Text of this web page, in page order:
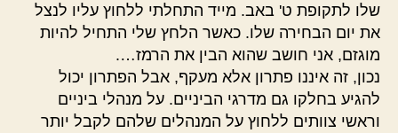
שלו לתקופת ט' באב. מייד התחלתי ללחוץ עליו לנצל
את יום הבחירה שלו. כאשר הלחץ שלי התחיל להיות
מוגזם, אני חושב שהוא הבין את הרמז….
נכון, זה איננו פתרון אלא מעקף, אבל הפתרון יכול
להגיע בחלקו גם מדרגי הביניים. על מנהלי ביניים
וראשי צוותים ללחוץ על המנהלים שלהם לקבל יותר